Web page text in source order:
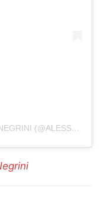
A POST SHARED BY ALESSANDRA NEGRINI (@ALESSANDRANEGRINI)